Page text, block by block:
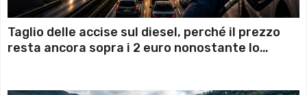
Taglio delle accise sul diesel, perché il prezzo
resta ancora sopra i 2 euro nonostante lo